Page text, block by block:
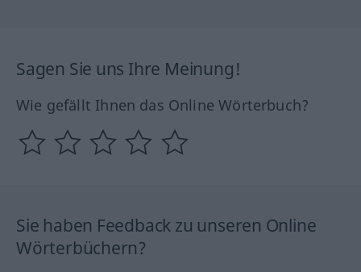
Sagen Sie uns Ihre Meinung!
Wie gefällt Ihnen das Online Wörterbuch?
Sie haben Feedback zu unseren Online
Wörterbüchern?